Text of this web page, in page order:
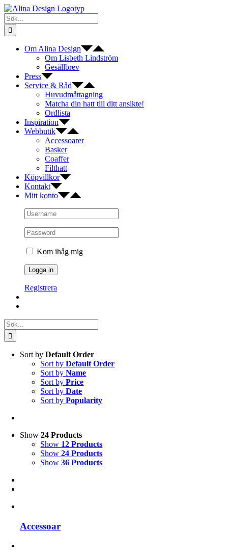
Fortsätt
till
innehållet
Sök
efter:
Om Alina Design
Om Lisbeth Lindström
Gesällbrev
Press
Service & Råd
Huvudmåttagning
Matcha din hatt till ditt ansikte!
Ordlista
Inspiration
Webbutik
Accessoarer
Basker
Coaffer
Filthatt
Köpvillkor
Kontakt
Mitt konto
Kom ihåg mig
Registrera
Sök
efter:
Sort byDefault Order
Sort byDefault Order
Sort byName
Sort byPrice
Sort byDate
Sort byPopularity
Show24 Products
Show 12 Products
Show24 Products
Show36 Products
Accessoar